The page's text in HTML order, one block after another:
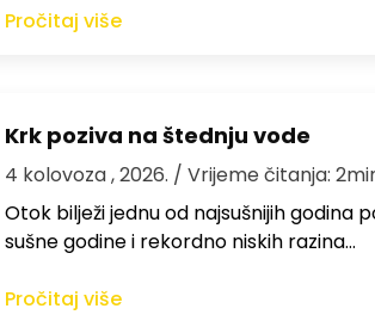
Pročitaj više
Krk poziva na štednju vode
4 kolovoza , 2026. / Vrijeme čitanja:
Otok bilježi jednu od najsušnijih godina
sušne godine i rekordno niskih razina…
Pročitaj više